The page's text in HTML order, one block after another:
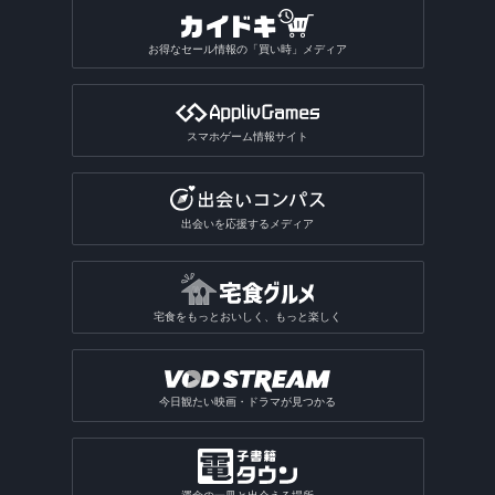
不思議のダンジョン系アプリ
3Dサンドボックスアプリ
クラロワ系対戦ゲームアプリ
バイト探しアプリ
インターンアプリ
人材派遣求人情報アプリ
アバターSNSアプリ
四柱推命アプリ
動物占いアプリ
おみくじアプリ
宝くじアプリ
公営ギャンブルアプリ
芸術鑑賞アプリ
サブカルチャーアプリ
VTuberアプリ
テレビアプリ
テレビアプリ総合
TV番組表アプリ
テレビリモコンアプリ
オタクアプリ総合
動画モザイクアプリ
動画分割アプリ
動画に文字を入れるアプリ
写真を動画にするアプリ
動画を写真にするアプリ
お得なセール情報の「買い時」メディア
スマホゲーム情報サイト
出会いを応援するメディア
宅食をもっとおいしく、もっと楽しく
今日観たい映画・ドラマが見つかる